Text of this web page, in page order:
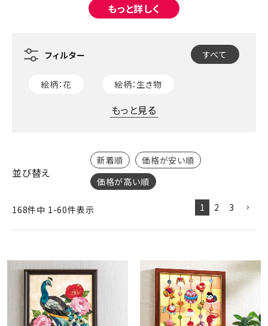
レビューを見る
コーポレートサイト
最新のチラシはこちら
お問い合わせ
ACCOUNT MENU
meeting_room person
もっと詳しく
すべて
絵柄：花 絵柄：生き物
もっと見る
並び替え
新着順
価格が安い順
価格が高い順
168件中 1-60件表示 1 2 3